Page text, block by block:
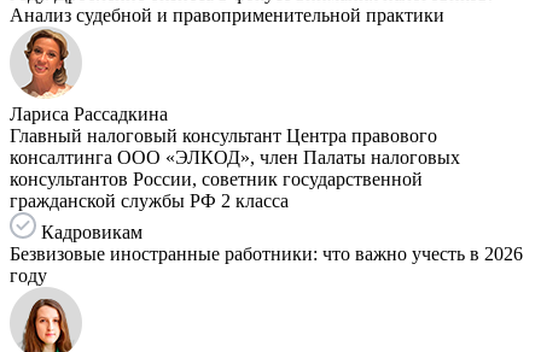
Анализ судебной и правоприменительной практики
Лариса Рассадкина
Главный налоговый консультант Центра правового
консалтинга ООО «ЭЛКОД», член Палаты налоговых
консультантов России, советник государственной
гражданской службы РФ 2 класса
Кадровикам
Безвизовые иностранные работники: что важно учесть в 2026
году